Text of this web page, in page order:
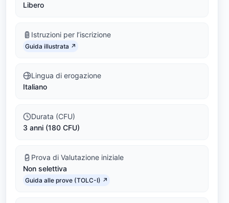
Libero
Istruzioni per l’iscrizione
Link identifier #identifier__73075-3
Guida illustrata ↗
Lingua di erogazione
Italiano
Durata (CFU)
3 anni (180 CFU)
Prova di Valutazione iniziale
Non selettiva
Link identifier #identifier__71495-4
Guida alle prove (TOLC-I) ↗